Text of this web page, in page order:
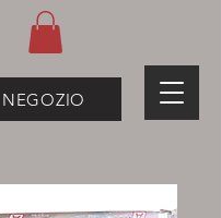
NEGOZIO